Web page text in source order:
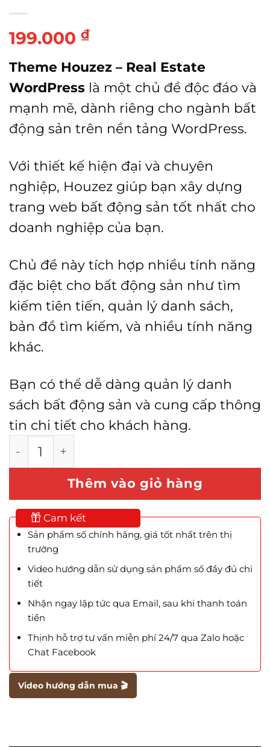
199.000 ₫
Theme Houzez – Real Estate
WordPress là một chủ đề độc đáo và
mạnh mẽ, dành riêng cho ngành bất
động sản trên nền tảng WordPress.
Với thiết kế hiện đại và chuyên
nghiệp, Houzez giúp bạn xây dựng
trang web bất động sản tốt nhất cho
doanh nghiệp của bạn.
Chủ đề này tích hợp nhiều tính năng
đặc biệt cho bất động sản như tìm
kiếm tiên tiến, quản lý danh sách,
bản đồ tìm kiếm, và nhiều tính năng
khác.
Bạn có thể dễ dàng quản lý danh
sách bất động sản và cung cấp thông
tin chi tiết cho khách hàng.
Theme Houzez - Real Estate WordPress số
Thêm vào giỏ hàng
Cam kết
Sản phẩm số chính hãng, giá tốt nhất trên thị
trường
Video hướng dẫn sử dụng sản phẩm số đầy đủ chi
tiết
Nhận ngay lập tức qua Email, sau khi thanh toán
tiền
Thịnh hỗ trợ tư vấn miễn phí 24/7 qua Zalo hoặc
Chat Facebook
Video hướng dẫn mua 🎬